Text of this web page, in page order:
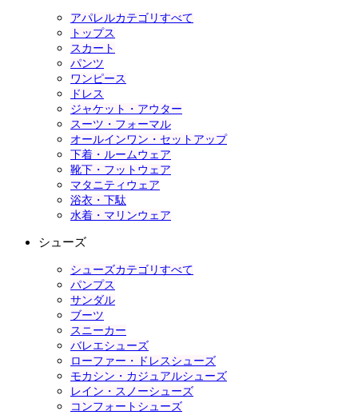
アパレルカテゴリすべて
トップス
スカート
パンツ
ワンピース
ドレス
ジャケット・アウター
スーツ・フォーマル
オールインワン・セットアップ
下着・ルームウェア
靴下・フットウェア
マタニティウェア
浴衣・下駄
水着・マリンウェア
シューズ
シューズカテゴリすべて
パンプス
サンダル
ブーツ
スニーカー
バレエシューズ
ローファー・ドレスシューズ
モカシン・カジュアルシューズ
レイン・スノーシューズ
コンフォートシューズ